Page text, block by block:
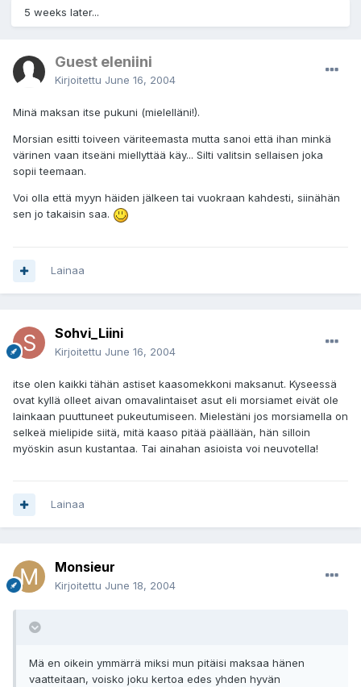
5 weeks later...
Guest eleniini
Kirjoitettu June 16, 2004
Minä maksan itse pukuni (mielelläni!).
Morsian esitti toiveen väriteemasta mutta sanoi että ihan minkä
värinen vaan itseäni miellyttää käy... Silti valitsin sellaisen joka
sopii teemaan.
Voi olla että myyn häiden jälkeen tai vuokraan kahdesti, siinähän
sen jo takaisin saa.
Lainaa
Sohvi_Liini
Kirjoitettu June 16, 2004
itse olen kaikki tähän astiset kaasomekkoni maksanut. Kyseessä
ovat kyllä olleet aivan omavalintaiset asut eli morsiamet eivät ole
lainkaan puuttuneet pukeutumiseen. Mielestäni jos morsiamella on
selkeä mielipide siitä, mitä kaaso pitää päällään, hän silloin
myöskin asun kustantaa. Tai ainahan asioista voi neuvotella!
Lainaa
Monsieur
Kirjoitettu June 18, 2004
Mä en oikein ymmärrä miksi mun pitäisi maksaa hänen
vaatteitaan, voisko joku kertoa edes yhden hyvän